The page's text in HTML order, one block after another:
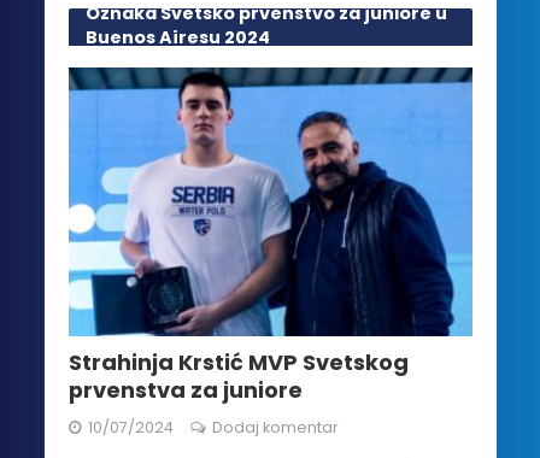
Oznaka Svetsko prvenstvo za juniore u
Buenos Ajresu 2024
Strahinja Krstić MVP Svetskog
prvenstva za juniore
10/07/2024 Dodaj komentar